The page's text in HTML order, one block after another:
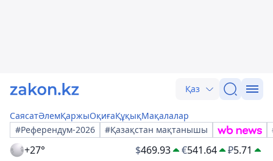
Қаз
СаясатӘлемҚаржыОқиғаҚұқықМақалалар
#Референдум-2026
#Қазақстан мақтанышы
+27° $469.93 €541.64 ₽5.71